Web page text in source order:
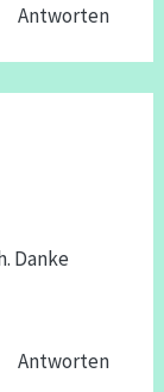
Antworten
Danke
Antworten